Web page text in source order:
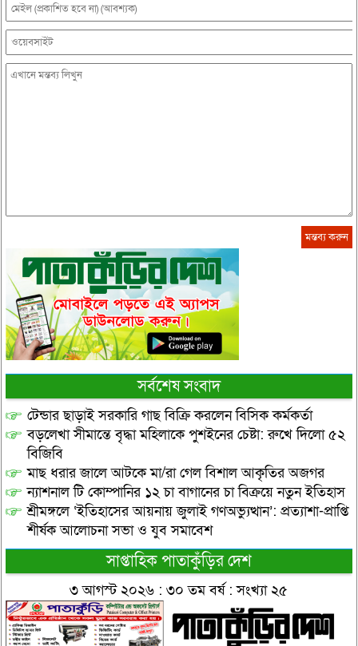
সর্বশেষ সংবাদ
টেন্ডার ছাড়াই সরকারি গাছ বিক্রি করলেন বিসিক কর্মকর্তা
বড়লেখা সীমান্তে বৃদ্ধা মহিলাকে পুশইনের চেষ্টা: রুখে দিলো ৫২
বিজিবি
মাছ ধরার জালে আটকে মা/রা গেল বিশাল আকৃতির অজগর
ন্যাশনাল টি কোম্পানির ১২ চা বাগানের চা বিক্রয়ে নতুন ইতিহাস
শ্রীমঙ্গলে ‘ইতিহাসের আয়নায় জুলাই গণঅভ্যুত্থান’: প্রত্যাশা-প্রাপ্তি
শীর্ষক আলোচনা সভা ও যুব সমাবেশ
সাপ্তাহিক পাতাকুঁড়ির দেশ
৩ আগস্ট ২০২৬ : ৩০ তম বর্ষ : সংখ্যা ২৫